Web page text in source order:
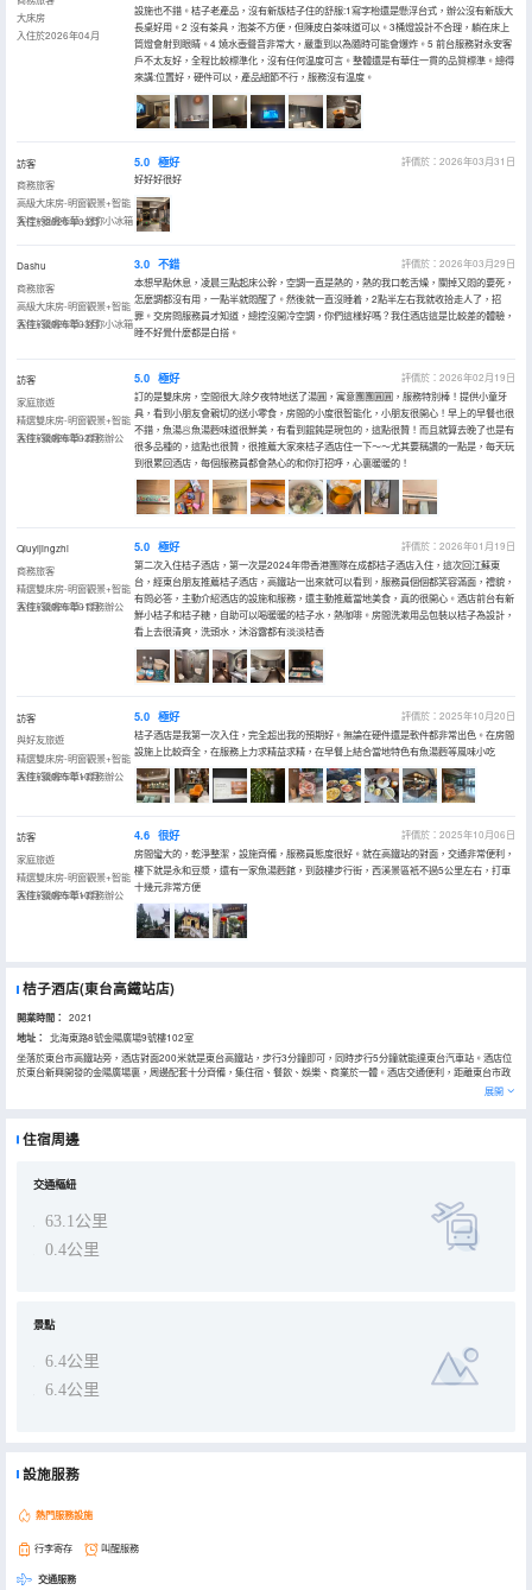
大床房
入住於2026年04月
設施也不錯。桔子老產品，沒有新版桔子住的舒服:1寫字枱還是懸浮台式，辦公沒有新版大
長桌好用。2 沒有茶具，泡茶不方便，但陳皮白茶味道可以。3桶燈設計不合理，躺在床上
筒燈會射到眼睛。4 燒水壺聲音非常大，嚴重到以為隨時可能會爆炸。5 前台服務對永安客
戶不太友好，全程比較標準化，沒有任何温度可言。整體還是有華住一貫的品質標準。總得
來講:位置好，硬件可以，產品細節不行，服務沒有温度。
訪客
商務旅客
高級大床房-明窗觀景+智能
客控+親膚布草+迷你小冰箱
入住於2026年03月
5.0 極好
評價於：2026年03月31日
好好好很好
Dashu
商務旅客
高級大床房-明窗觀景+智能
客控+親膚布草+迷你小冰箱
入住於2026年03月
3.0 不錯
評價於：2026年03月29日
本想早點休息，凌晨三點起床公幹，空調一直是熱的，熱的我口乾舌燥，關掉又悶的要死，
怎麼調都沒有用，一點半就悶醒了。然後就一直沒睡着，2點半左右我就收拾走人了，招
罪。交房問服務員才知道，總控沒開冷空調，你們這樣好嗎？我住酒店這是比較差的體驗，
睡不好覺什麼都是白搭。
訪客
家庭旅遊
精選雙床房-明窗觀景+智能
客控+親膚布草+商務辦公
入住於2026年02月
5.0 極好
評價於：2026年02月19日
訂的是雙床房，空間很大,除夕夜特地送了湯圓，寓意團團圓圓，服務特別棒！提供小童牙
具，看到小朋友會親切的送小零食，房間的小度很智能化，小朋友很開心！早上的早餐也很
不錯，魚湯🥟魚湯麪味道很鮮美，有看到餛飩是現包的，這點很贊！而且就算去晚了也是有
很多品種的，這點也很贊，很推薦大家來桔子酒店住一下～～尤其要稱讚的一點是，每天玩
到很累回酒店，每個服務員都會熱心的和你打招呼，心裏暖暖的！
Qiuyijingzhi
商務旅客
精選雙床房-明窗觀景+智能
客控+親膚布草+商務辦公
入住於2026年01月
5.0 極好
評價於：2026年01月19日
第二次入住桔子酒店，第一次是2024年帶香港團隊在成都桔子酒店入住，這次回江蘇東
台，經東台朋友推薦桔子酒店，高鐵站一出來就可以看到，服務員個個都笑容滿面，禮貌，
有問必答，主動介紹酒店的設施和服務，還主動推薦當地美食，真的很開心。酒店前台有新
鮮小桔子和桔子糖，自助可以喝暖暖的桔子水，熱咖啡。房間洗漱用品包裝以桔子為設計，
看上去很清爽，洗頭水，沐浴露都有淡淡桔香
訪客
與好友旅遊
精選雙床房-明窗觀景+智能
客控+親膚布草+商務辦公
入住於2025年10月
5.0 極好
評價於：2025年10月20日
桔子酒店是我第一次入住，完全超出我的預期好。無論在硬件還是軟件都非常出色。在房間
設施上比較齊全，在服務上力求精益求精，在早餐上結合當地特色有魚湯麪等風味小吃
訪客
家庭旅遊
精選雙床房-明窗觀景+智能
客控+親膚布草+商務辦公
入住於2025年10月
4.6 很好
評價於：2025年10月06日
房間蠻大的，乾淨整潔，設施齊備，服務員態度很好。就在高鐵站的對面，交通非常便利，
樓下就是永和豆漿，還有一家魚湯麪館，到鼓樓步行街，西溪景區衹不過5公里左右，打車
十幾元非常方便
桔子酒店(東台高鐵站店)
開業時間： 2021
地址：
北海東路8號金陽廣場9號樓102室
坐落於東台市高鐵站旁，酒店對面200米就是東台高鐵站，步行3分鐘即可，同時步行5分鐘就能達東台汽車站。酒店位
於東台新興開發的金陽廣場裏，周邊配套十分齊備，集住宿、餐飲、娛樂、商業於一體。酒店交通便利，距離東台市政
府1.5公里，距離西溪古鎮（牛郎織女故里）6公里，去城東、城北開發區及東台市中心也只有10多分鐘的車程。酒店客
房採用了先進的人體感應系統，無需插卡取電，房間小度全智能控制系統，可以通過語音控制窗簾了、燈光、空調等設
提供無人送餐等服務。酒店以人工智能為主旋律，加入智慧科技元素，只為給旅途勞頓的您帶來更完美的入住體驗。自
展開
住宿周邊
交通樞紐
63.1公里
0.4公里
景點
6.4公里
6.4公里
設施服務
熱門服務設施
行李寄存 叫醒服務
交通服務